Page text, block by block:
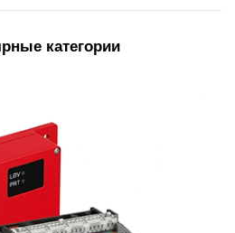
категории